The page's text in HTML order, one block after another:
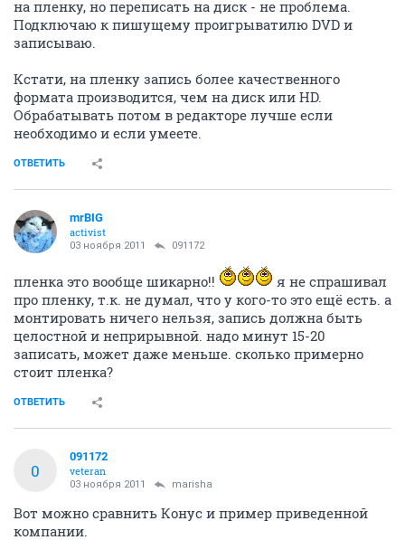
на пленку, но переписать на диск - не проблема.
Подключаю к пишущему проигрыватилю DVD и
записываю.
Кстати, на пленку запись более качественного
формата производится, чем на диск или HD.
Обрабатывать потом в редакторе лучше если
необходимо и если умеете.
ОТВЕТИТЬ
mrBIG
activist
03 ноября 2011 091172
пленка это вообще шикарно!!
я не спрашивал
про пленку, т.к. не думал, что у кого-то это ещё есть. а
монтировать ничего нельзя, запись должна быть
целостной и неприрывной. надо минут 15-20
записать, может даже меньше. сколько примерно
стоит пленка?
ОТВЕТИТЬ
0
091172
veteran
03 ноября 2011 marisha
Вот можно сравнить Конус и пример приведенной
компании.